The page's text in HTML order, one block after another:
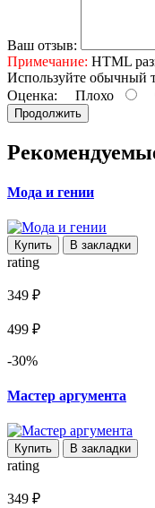
Ваш отзыв:
Примечание: HTML
Используйте обычный
Оценка: Плохо
Продолжить
Мода и гении
Купить В закладки
rating
349 ₽
499 ₽
-30%
Мастер аргумента
Купить В закладки
rating
349 ₽